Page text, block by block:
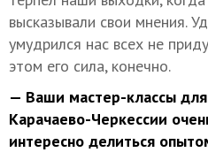
высказывали свои мнения.
умудрился нас всех не
этом его сила, конечно.
— Ваши мастер-классы
Карачаево-Черкессии
интересно делиться